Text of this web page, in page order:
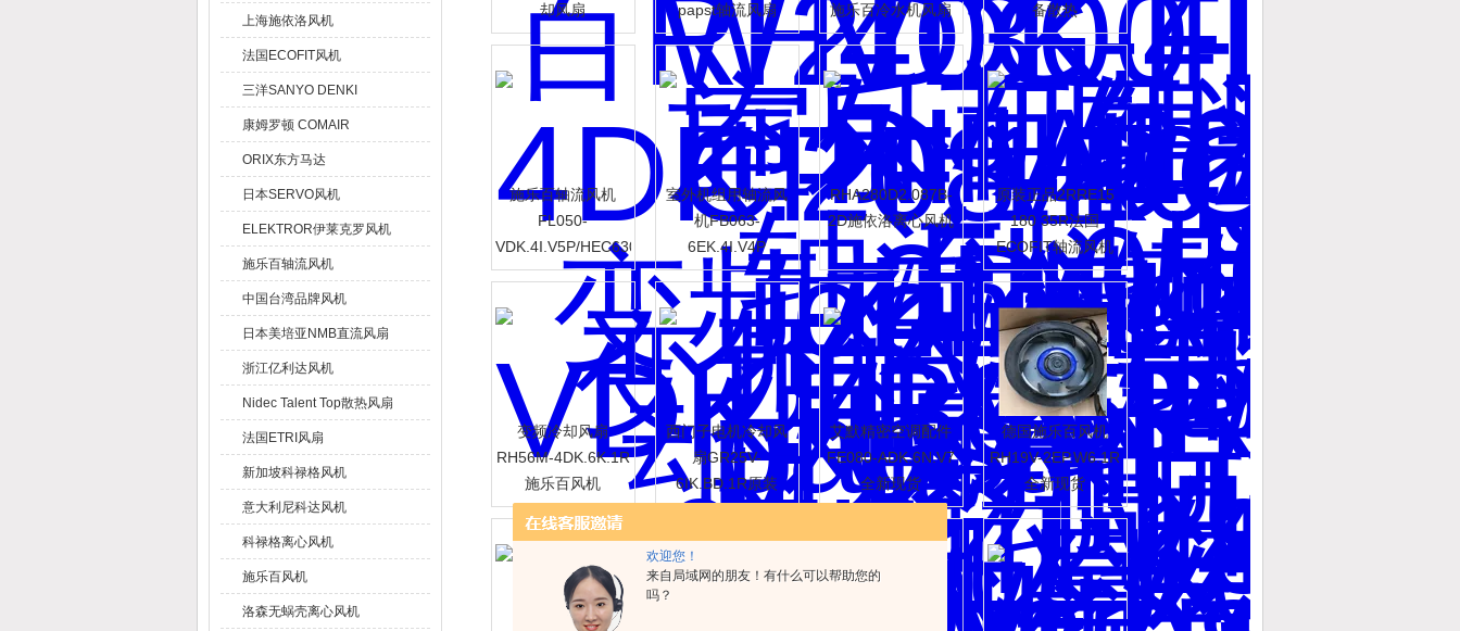
欢迎您！
来自局域网的朋友！有什么可以帮助您的
吗？
上海施依洛风机
法国ECOFIT风机
三洋SANYO DENKI
康姆罗顿 COMAIR
ORIX东方马达
日本SERVO风机
ELEKTROR伊莱克罗风机
施乐百轴流风机
中国台湾品牌风机
日本美培亚NMB直流风扇
浙江亿利达风机
Nidec Talent Top散热风扇
法国ETRI风扇
新加坡科禄格风机
意大利尼科达风机
科禄格离心风机
施乐百风机
洛森无蜗壳离心风机
却风扇
papst轴流风扇
施乐百冷水机风扇
备散热
施乐百轴流风机
FL050-
VDK.4I.V5P/HEC630
室外机组用轴流风
机FB063-
6EK.4I.V4P
RHA280D2.087B-
2D施依洛离心风机
原装正品2RRE15
180 35R法国
ECOFIT轴流风机
变频冷却风扇
RH56M-4DK.6K.1R
施乐百风机
西门子电机冷却风
扇GR25V-
6IK.BD.1R原装
艾默精密空调配件
FE080-ADK.6N.V7
全新现货
德国施乐百风机
RH19V-2EP.W6.1R
全新现货